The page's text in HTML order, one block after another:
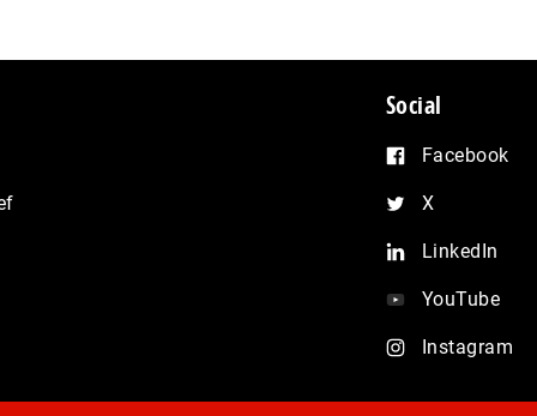
Social
Facebook
X
LinkedIn
YouTube
Instagram